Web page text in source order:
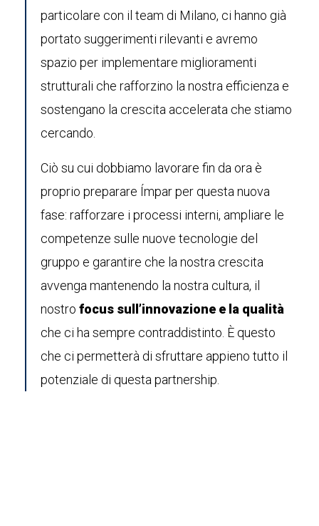
particolare con il team di Milano, ci hanno già
portato suggerimenti rilevanti e avremo
spazio per implementare miglioramenti
strutturali che rafforzino la nostra efficienza e
sostengano la crescita accelerata che stiamo
cercando.
Ciò su cui dobbiamo lavorare fin da ora è
proprio preparare Ímpar per questa nuova
fase: rafforzare i processi interni, ampliare le
competenze sulle nuove tecnologie del
gruppo e garantire che la nostra crescita
avvenga mantenendo la nostra cultura, il
nostro focus sull’innovazione e la qualità
che ci ha sempre contraddistinto. È questo
che ci permetterà di sfruttare appieno tutto il
potenziale di questa partnership.